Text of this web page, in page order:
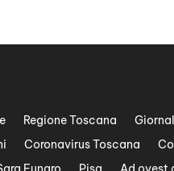
Regione Toscana
Coronavirus Toscana